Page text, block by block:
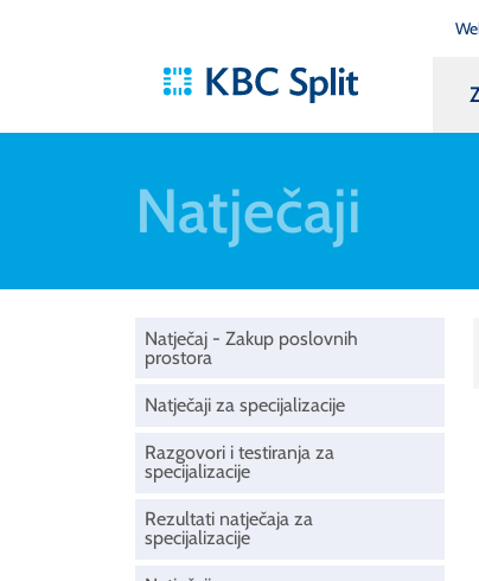
Natječaji
Natječaj - Zakup poslovnih
prostora
Natječaji za specijalizacije
Razgovori i testiranja za
specijalizacije
Rezultati natječaja za
specijalizacije